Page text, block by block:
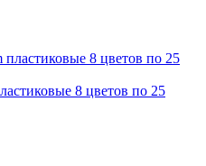
8 цветов по 25